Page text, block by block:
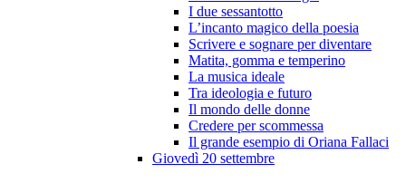
I due sessantotto
L’incanto magico della poesia
Scrivere e sognare per diventare
Matita, gomma e temperino
La musica ideale
Tra ideologia e futuro
Il mondo delle donne
Credere per scommessa
Il grande esempio di Oriana Fallaci
Giovedì 20 settembre